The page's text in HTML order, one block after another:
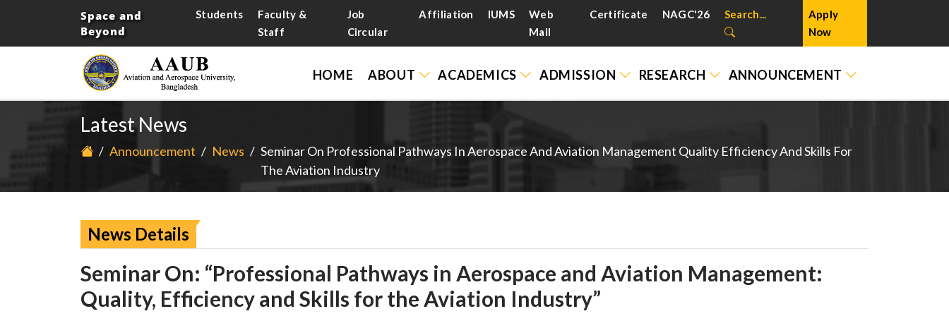
Space and
Beyond
Students
Faculty &
Staff
Job
Circular
Affiliation IUMS
Web
Mail
Certificate NAGC'26 Search...
Apply
Now
HOME ABOUT ACADEMICS ADMISSION RESEARCH ANNOUNCEMENT
Latest News
/ Announcement / News / Seminar On Professional Pathways In Aerospace And Aviation Management Quality Efficiency And Skills For
The Aviation Industry
News Details
Seminar On: “Professional Pathways in Aerospace and Aviation Management:
Quality, Efficiency and Skills for the Aviation Industry”